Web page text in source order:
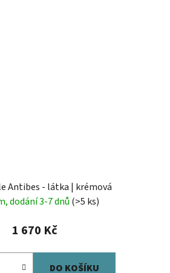
Antibes - látka | krémová
dodání 3-7 dnů (>5 ks)
1 670 Kč
DO KOŠÍKU